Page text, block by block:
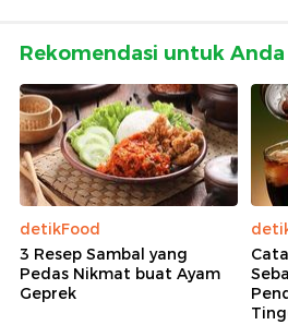
Rekomendasi untuk Anda
detikFood
3 Resep Sambal yang
Pedas Nikmat buat Ayam
Geprek